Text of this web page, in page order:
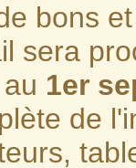
bons
sera
1er
de